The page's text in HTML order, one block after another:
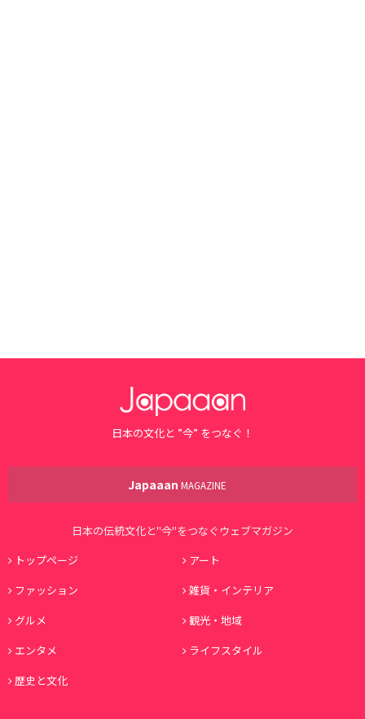
日本の文化と ”今” をつなぐ！
Japaaan MAGAZINE
日本の伝統文化と"今"をつなぐウェブマガジン
トップページ
アート
ファッション
雑貨・インテリア
グルメ
観光・地域
エンタメ
ライフスタイル
歴史と文化